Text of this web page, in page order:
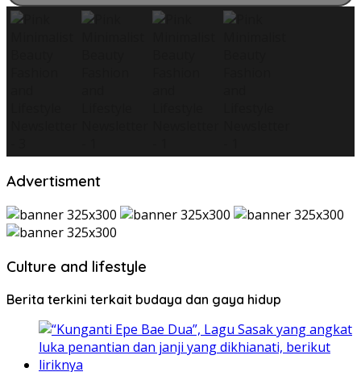
Advertisment
Culture and lifestyle
Berita terkini terkait budaya dan gaya hidup